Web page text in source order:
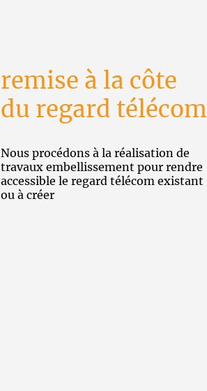
remise à la côte
du regard télécom
Nous procédons à la réalisation de
travaux embellissement pour rendre
accessible le regard télécom existant
ou à créer